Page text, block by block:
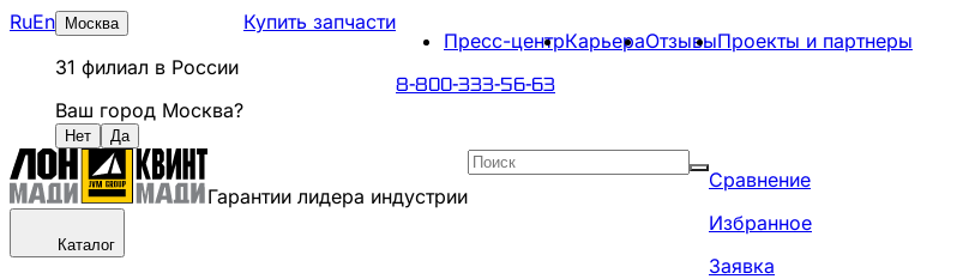
RuEn Москва
31 филиал в России
Ваш город Москва?
Нет Да
Купить запчасти
Пресс-центрКарьераОтзывыПроекты и партнеры
8-800-333-56-63
Гарантии лидера индустрии
Каталог
Сравнение
Избранное
Заявка